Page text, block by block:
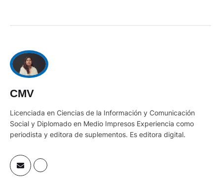
CMV
Licenciada en Ciencias de la Información y Comunicación
Social y Diplomado en Medio Impresos Experiencia como
periodista y editora de suplementos. Es editora digital.